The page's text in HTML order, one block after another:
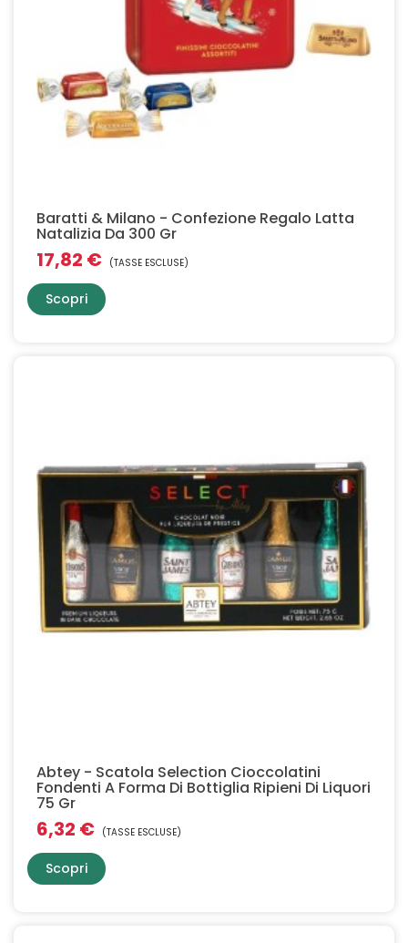
Baratti & Milano - Confezione Regalo Latta
Natalizia Da 300 Gr
17,82 € (TASSE ESCLUSE)
Scopri
Abtey - Scatola Selection Cioccolatini
Fondenti A Forma Di Bottiglia Ripieni Di Liquori
75 Gr
6,32 € (TASSE ESCLUSE)
Scopri